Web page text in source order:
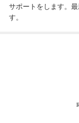
サポートをします。
す。